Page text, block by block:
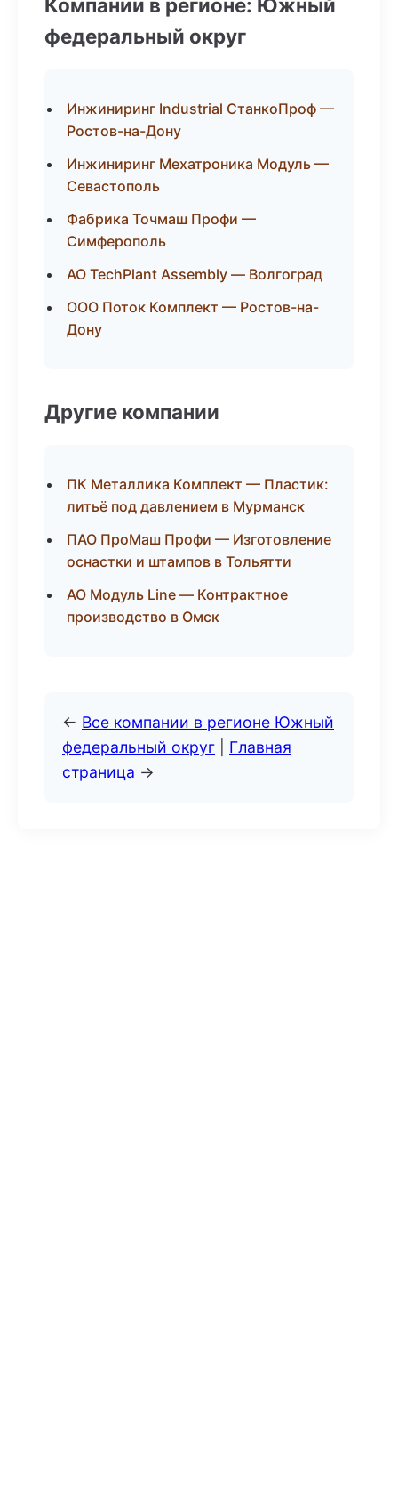
Компании в регионе: Южный
федеральный округ
Инжиниринг Industrial СтанкоПроф —
Ростов-на-Дону
Инжиниринг Мехатроника Модуль —
Севастополь
Фабрика Точмаш Профи —
Симферополь
АО TechPlant Assembly — Волгоград
ООО Поток Комплект — Ростов-на-
Дону
Другие компании
ПК Металлика Комплект — Пластик:
литьё под давлением в Мурманск
ПАО ПроМаш Профи — Изготовление
оснастки и штампов в Тольятти
АО Модуль Line — Контрактное
производство в Омск
← Все компании в регионе Южный
федеральный округ
Главная
страница →